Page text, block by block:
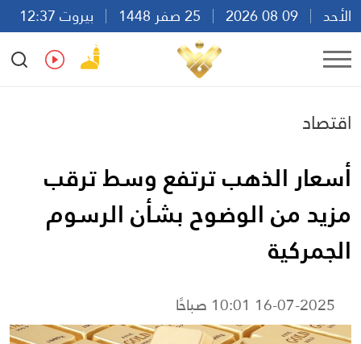
الأحد
بيروت 12:37
Ar
En Fr Es
اقتصاد
أسعار الذهب ترتفع وسط ترقب
مزيد من الوضوح بشأن الرسوم
الجمركية
16-07-2025 10:01 صباحًا